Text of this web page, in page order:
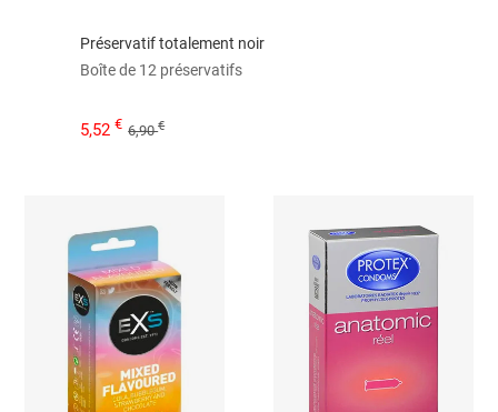
Préservatif totalement noir
Boîte de 12 préservatifs
5,52€ 6,90€